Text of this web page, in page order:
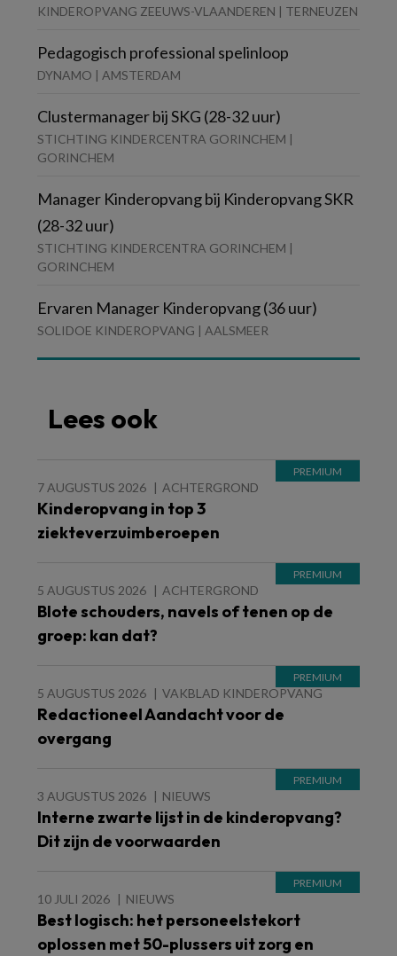
KINDEROPVANG ZEEUWS-VLAANDEREN | TERNEUZEN
Pedagogisch professional spelinloop
DYNAMO | AMSTERDAM
Clustermanager bij SKG (28-32 uur)
STICHTING KINDERCENTRA GORINCHEM |
GORINCHEM
Manager Kinderopvang bij Kinderopvang SKR
(28-32 uur)
STICHTING KINDERCENTRA GORINCHEM |
GORINCHEM
Ervaren Manager Kinderopvang (36 uur)
SOLIDOE KINDEROPVANG | AALSMEER
Lees ook
7 AUGUSTUS 2026 ACHTERGROND
Kinderopvang in top 3
ziekteverzuimberoepen
5 AUGUSTUS 2026 ACHTERGROND
Blote schouders, navels of tenen op de
groep: kan dat?
5 AUGUSTUS 2026 VAKBLAD KINDEROPVANG
Redactioneel Aandacht voor de
overgang
3 AUGUSTUS 2026 NIEUWS
Interne zwarte lijst in de kinderopvang?
Dit zijn de voorwaarden
10 JULI 2026 NIEUWS
Best logisch: het personeelstekort
oplossen met 50-plussers uit zorg en